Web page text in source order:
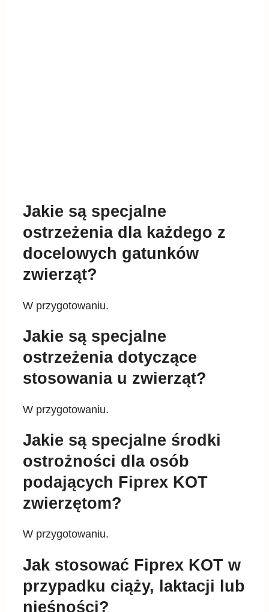
Jakie są specjalne
ostrzeżenia dla każdego z
docelowych gatunków
zwierząt?
W przygotowaniu.
Jakie są specjalne
ostrzeżenia dotyczące
stosowania u zwierząt?
W przygotowaniu.
Jakie są specjalne środki
ostrożności dla osób
podających Fiprex KOT
zwierzętom?
W przygotowaniu.
Jak stosować Fiprex KOT w
przypadku ciąży, laktacji lub
nieśności?